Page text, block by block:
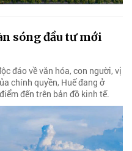
sóng đầu tư mới
đáo về văn hóa, con người, vị
chính quyền, Huế đang ở
đến trên bản đồ kinh tế.